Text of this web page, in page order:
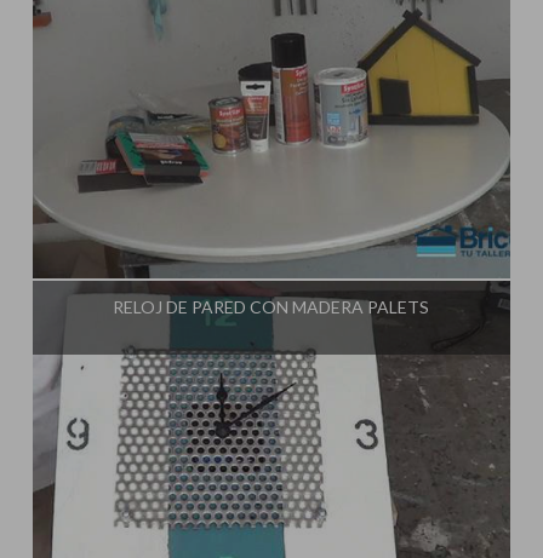
Influencer:Tu Taller de Bricolaje
RELOJ DE PARED CON MADERA PALETS